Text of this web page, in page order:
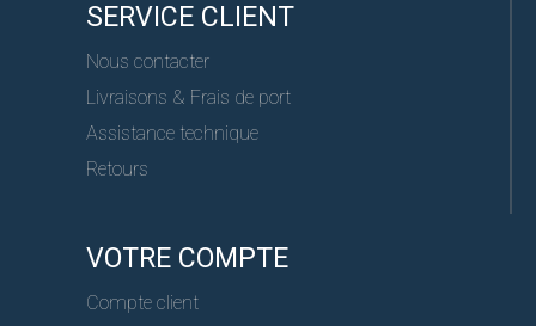
SERVICE CLIENT
Nous contacter
Livraisons & Frais de port
Assistance technique
Retours
VOTRE COMPTE
Compte client